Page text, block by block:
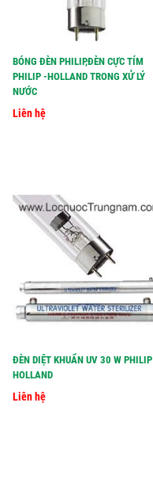
BÓNG ĐÈN PHILIP,ĐÈN CỰC TÍM
PHILIP -HOLLAND TRONG XỬ LÝ
NƯỚC
Liên hệ
ĐÈN DIỆT KHUẨN UV 30 W PHILIP
HOLLAND
Liên hệ